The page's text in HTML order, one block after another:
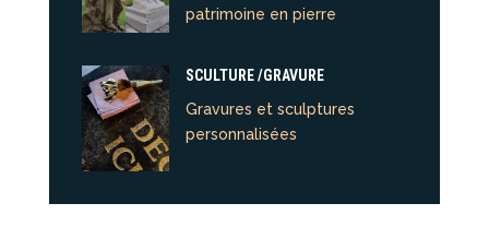
patrimoine en pierre
SCULTURE /GRAVURE
Gravures et sculptures
personnalisées